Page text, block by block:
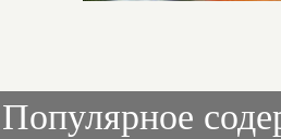
Популярное